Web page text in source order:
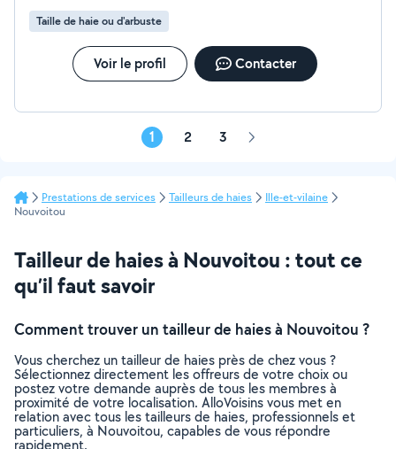
Taille de haie ou d'arbuste
Voir le profil Contacter
1 2 3 Page
Prestations de services Tailleurs de haies
Ille-et-vilaine
Nouvoitou
Tailleur de haies à Nouvoitou : tout ce
qu’il faut savoir
Comment trouver un tailleur de haies à Nouvoitou ?
Vous cherchez un tailleur de haies près de chez vous ?
Sélectionnez directement les offreurs de votre choix ou
postez votre demande auprès de tous les membres à
proximité de votre localisation. AlloVoisins vous met en
relation avec tous les tailleurs de haies, professionnels et
particuliers, à Nouvoitou, capables de vous répondre
rapidement.